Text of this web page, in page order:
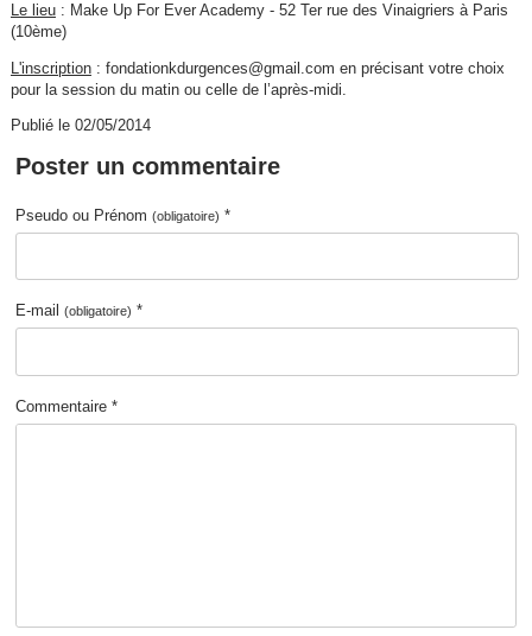
Le lieu: Make Up For Ever Academy - 52 Ter rue des Vinaigriers à Paris
(10ème)
L'inscription: fondationkdurgences@gmail.com en précisant votre choix
pour la session du matin ou celle de l’après-midi.
Publié le 02/05/2014
Poster un commentaire
Pseudo ou Prénom(obligatoire) *
E-mail(obligatoire) *
Commentaire *